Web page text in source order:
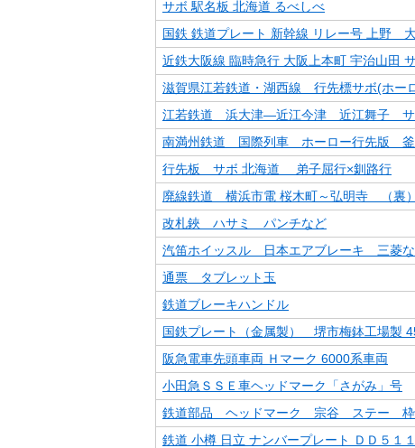
サボ 駅名板 北海道 るべしべ
国鉄 鉄道プレート 新幹線 リレー号 上野
近鉄大阪線 臨時急行 大阪上本町 宇治山田
滋賀県江若鉄道・湖西線 行先標サボ(ホー
江若鉄道 浜大津―近江今津 近江舞子 サ
南満州鉄道 国際列車 ホーロー行先版 釜
行先板 サボ 北海道 弟子屈行×釧路行
廃線鉄道 横浜市電 桜木町～弘明寺 （裏
改札鋏 ハサミ パンチなど
汽笛ホイッスル 日本エアブレーキ 三菱
通票 タブレット玉
鉄道ブレーキハンドル
国鉄プレート（金属製） 堺市梅鉢工場製
阪急電車先頭車両 Ｈマーク 6000系車両
小田急ＳＳＥ車ヘッドマーク「さがみ」号
鉄道部品 ヘッドマーク 宗谷 ステー 枠
鉄道 小樽 日立 ナンバープレート ＤＤ５１